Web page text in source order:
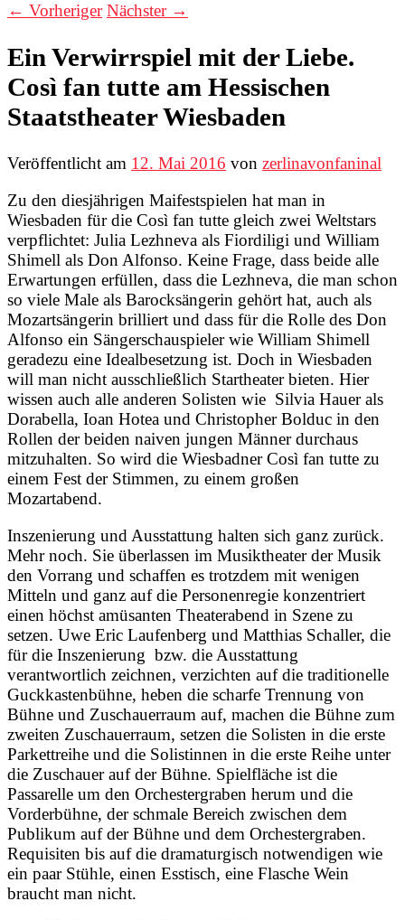
← Vorheriger Nächster →
Ein Verwirrspiel mit der Liebe.
Così fan tutte am Hessischen
Staatstheater Wiesbaden
Veröffentlicht am 12. Mai 2016 von zerlinavonfaninal
Zu den diesjährigen Maifestspielen hat man in
Wiesbaden für die Così fan tutte gleich zwei Weltstars
verpflichtet: Julia Lezhneva als Fiordiligi und William
Shimell als Don Alfonso. Keine Frage, dass beide alle
Erwartungen erfüllen, dass die Lezhneva, die man schon
so viele Male als Barocksängerin gehört hat, auch als
Mozartsängerin brilliert und dass für die Rolle des Don
Alfonso ein Sängerschauspieler wie William Shimell
geradezu eine Idealbesetzung ist. Doch in Wiesbaden
will man nicht ausschließlich Startheater bieten. Hier
wissen auch alle anderen Solisten wie Silvia Hauer als
Dorabella, Ioan Hotea und Christopher Bolduc in den
Rollen der beiden naiven jungen Männer durchaus
mitzuhalten. So wird die Wiesbadner Così fan tutte zu
einem Fest der Stimmen, zu einem großen
Mozartabend.
Inszenierung und Ausstattung halten sich ganz zurück.
Mehr noch. Sie überlassen im Musiktheater der Musik
den Vorrang und schaffen es trotzdem mit wenigen
Mitteln und ganz auf die Personenregie konzentriert
einen höchst amüsanten Theaterabend in Szene zu
setzen. Uwe Eric Laufenberg und Matthias Schaller, die
für die Inszenierung bzw. die Ausstattung
verantwortlich zeichnen, verzichten auf die traditionelle
Guckkastenbühne, heben die scharfe Trennung von
Bühne und Zuschauerraum auf, machen die Bühne zum
zweiten Zuschauerraum, setzen die Solisten in die erste
Parkettreihe und die Solistinnen in die erste Reihe unter
die Zuschauer auf der Bühne. Spielfläche ist die
Passarelle um den Orchestergraben herum und die
Vorderbühne, der schmale Bereich zwischen dem
Publikum auf der Bühne und dem Orchestergraben.
Requisiten bis auf die dramaturgisch notwendigen wie
ein paar Stühle, einen Esstisch, eine Flasche Wein
braucht man nicht.